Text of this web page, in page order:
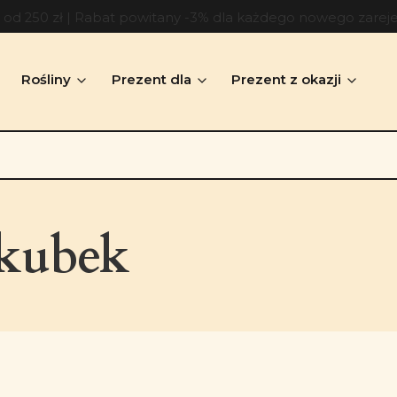
250 zł | Rabat powitany -3% dla każdego nowego
Rośliny Prezent dla Prezent z okazji